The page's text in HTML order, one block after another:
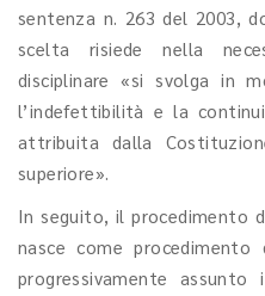
sentenza n. 263 del 2003,
scelta risiede nella
disciplinare «si svolga in
l’indefettibilità e la
attribuita dalla
superiore».
In seguito, il procedimento
nasce come
progressivamente